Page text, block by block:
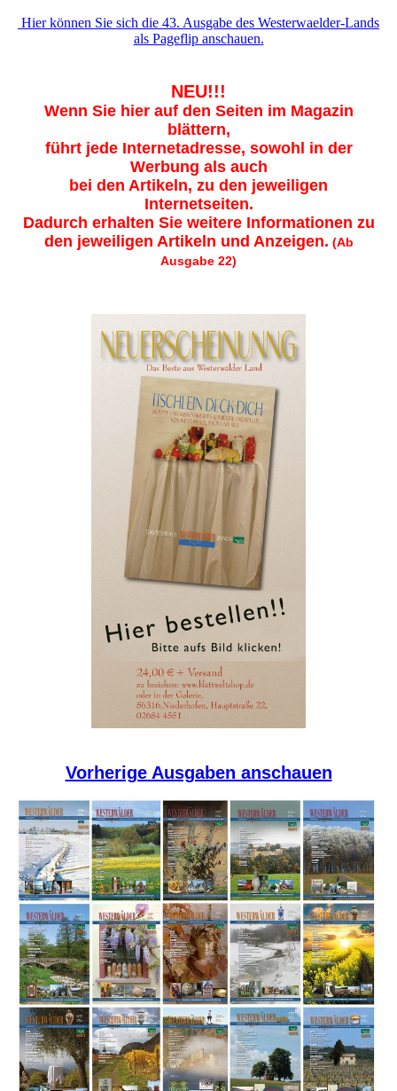
Hier können Sie sich die 43. Ausgabe des Westerwaelder-Lands
als Pageflip anschauen.
NEU!!!
Wenn Sie hier auf den Seiten im Magazin
blättern,
führt jede Internetadresse, sowohl in der
Werbung als auch
bei den Artikeln, zu den jeweiligen
Internetseiten.
Dadurch erhalten Sie weitere Informationen zu
den jeweiligen Artikeln und Anzeigen. (Ab
Ausgabe 22)
Vorherige Ausgaben anschauen